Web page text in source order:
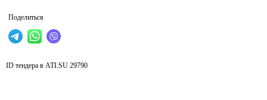
Поделиться
ID тендера в ATI.SU 29790